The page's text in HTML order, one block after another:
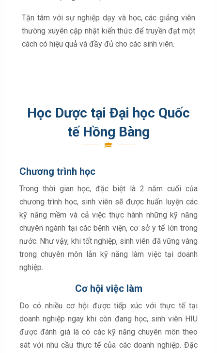
Tận tâm với sự nghiệp dạy và học, các giảng viên
thường xuyên cập nhật kiến thức để truyền đạt một
cách có hiệu quả và đầy đủ cho các sinh viên.
Học Dược tại Đại học Quốc
tế Hồng Bàng
Chương trình học
Trong thời gian học, đặc biệt là 2 năm cuối của
chương trình học, sinh viên sẽ được huấn luyện các
kỹ năng mềm và cả việc thực hành những kỹ năng
chuyên ngành tại các bệnh viện, cơ sở y tế lớn trong
nước. Như vậy, khi tốt nghiệp, sinh viên đã vững vàng
trong chuyên môn lẫn kỹ năng làm việc tại doanh
nghiệp.
Cơ hội việc làm
Do có nhiều cơ hội được tiếp xúc với thực tế tại
doanh nghiệp ngay khi còn đang học, sinh viên HIU
được đánh giá là có các kỹ năng chuyên môn theo
sát với nhu cầu thực tế của các doanh nghiệp. Đặc